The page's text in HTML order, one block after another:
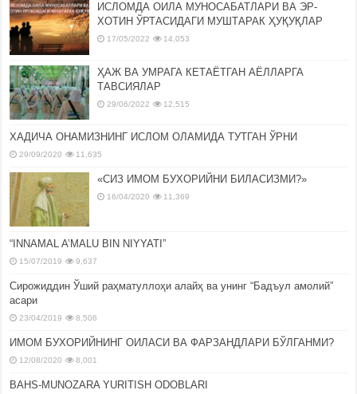
ИСЛОМДА ОИЛА МУНОСАБАТЛАРИ ВА ЭР-
ХОТИН ЎРТАСИДАГИ МУШТАРАК ҲУҚУҚЛАР
17/05/2022 14,053
ҲАЖ ВА УМРАГА КЕТАЁТГАН АЁЛЛАРГА
ТАВСИЯЛАР
29/06/2022 12,515
ХАДИЧА ОНАМИЗНИНГ ИСЛОМ ОЛАМИДА ТУТГАН ЎРНИ
29/09/2020 11,635
«СИЗ ИМОМ БУХОРИЙНИ БИЛАСИЗМИ?»
16/04/2020 11,369
“INNAMAL A’MALU BIN NIYYATI”
15/07/2019 9,637
Сирожиддин Ўший раҳматуллоҳи алайҳ ва унинг “Бадъул амолий”
асари
23/04/2019 8,506
ИМОМ БУХОРИЙНИНГ ОИЛАСИ ВА ФАРЗАНДЛАРИ БЎЛГАНМИ?
12/08/2020 8,001
BAHS-MUNOZARA YURITISH ODOBLARI